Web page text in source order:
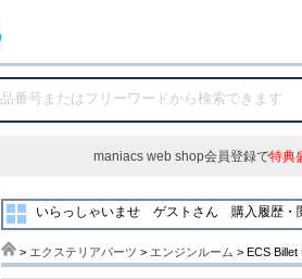
maniacs web shop会員登録で特典
いらっしゃいませ ゲストさん 購入履歴・
> エクステリアパーツ > エンジンルーム > ECS